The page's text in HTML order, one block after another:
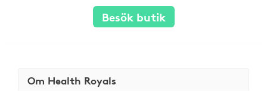
Besök butik
Om Health Royals